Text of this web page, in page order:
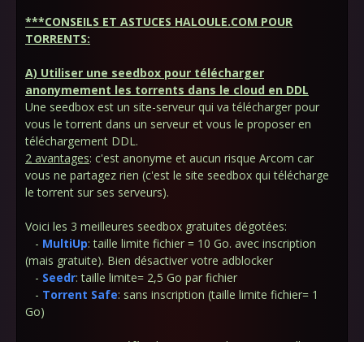
***CONSEILS ET ASTUCES HALOULE.COM POUR
TORRENTS:
A) Utiliser une seedbox pour télécharger
anonymement les torrents dans le cloud en DDL
Une seedbox est un site-serveur qui va télécharger pour
vous le torrent dans un serveur et vous le proposer en
téléchargement DDL.
2 avantages: c'est anonyme et aucun risque Arcom car
vous ne partagez rien (c'est le site seedbox qui télécharge
le torrent sur ses serveurs).
Voici les 3 meilleures seedbox gratuites dégotées:
- MultiUp: taille limite fichier = 10 Go. avec inscription
(mais gratuite). Bien désactiver votre adblocker
- Seedr: taille limite= 2,5 Go par fichier
- Torrent Safe: sans inscription (taille limite fichier= 1
Go)